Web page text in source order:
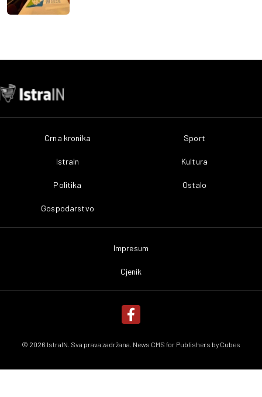
Crna kronika
IstraIn
Politika
Gospodarstvo
Sport
Kultura
Ostalo
Impresum
Cjenik
© 2026 IstraIN. Sva prava zadržana. News CMS for Publishers by Cubes